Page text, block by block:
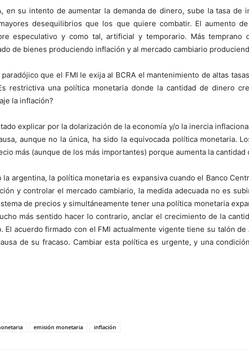
en su intento de aumentar la demanda de dinero, sube la tasa
desequilibrios que los que quiere combatir. El aumento
especulativo y como tal, artificial y temporario. Más
de bienes produciendo inflación y al mercado cambiario
que el FMI le exija al BCRA el mantenimiento de altas
restrictiva una política monetaria donde la cantidad de dinero
la inflación?
explicar por la dolarización de la economía y/o la inercia
aunque no la única, ha sido la equivocada política monetaria.
más (aunque de los más importantes) porque aumenta la cantidad
la argentina, la política monetaria es expansiva cuando el Banco
y controlar el mercado cambiario, la medida adecuada no es
de precios y simultáneamente tener una política monetaria
más sentido hacer lo contrario, anclar el crecimiento de la
El acuerdo firmado con el FMI actualmente vigente tiene su talón
de su fracaso. Cambiar esta política es urgente, y una
emisión monetaria inflación